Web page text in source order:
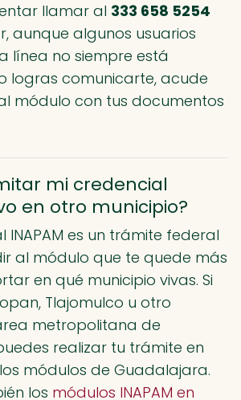
llamar al 333 658 5254
aunque algunos usuarios
línea no siempre está
logras comunicarte, acude
módulo con tus documentos
mi credencial
en otro municipio?
INAPAM es un trámite federal
al módulo que te quede más
en qué municipio vivas. Si
Tlajomulco u otro
metropolitana de
realizar tu trámite en
módulos de Guadalajara.
los módulos INAPAM en